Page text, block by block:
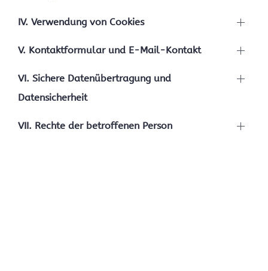
IV. Verwendung von Cookies
V. Kontaktformular und E-Mail-Kontakt
VI. Sichere Datenübertragung und
Datensicherheit
VII. Rechte der betroffenen Person